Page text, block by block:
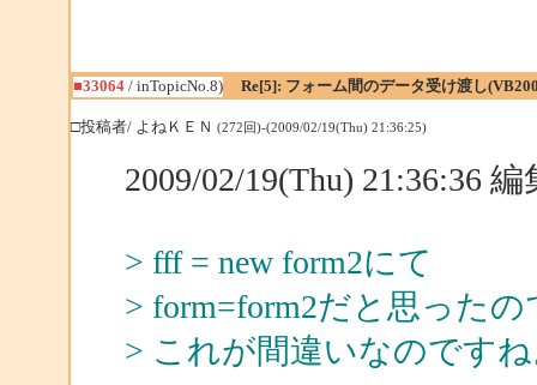
■33064/ inTopicNo.8) Re[5]: フォーム間のデータ受け渡し
□投稿者/ よねＫＥＮ (272回)-(2009/02/19(Thu) 21:36:25)
2009/02/19(Thu) 21:36:36
> fff = new form2にて
> form=form2だと思った
> これが間違いなのです